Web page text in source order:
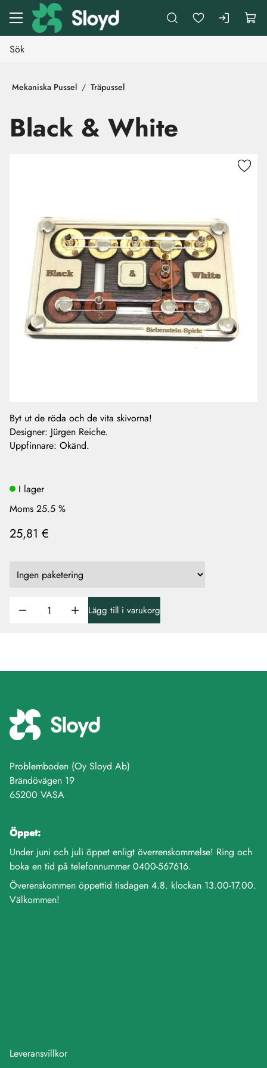
Gå till huvudinnehåll
Mekaniska Pussel Träpussel
Black & White
Byt ut de röda och de vita skivorna!
Designer: Jürgen Reiche.
Uppfinnare: Okänd.
I lager
Moms 25.5 %
25,81 €
Lägg till i varukorg
Problemboden (Oy Sloyd Ab)
Brändövägen 19
65200 VASA
Öppet:
Under juni och juli öppet enligt överrenskommelse! Ring och
boka en tid på telefonnummer 0400-567616.
Överenskommen öppettid tisdagen 4.8. klockan 13.00-17.00.
Välkommen!
Leveransvillkor